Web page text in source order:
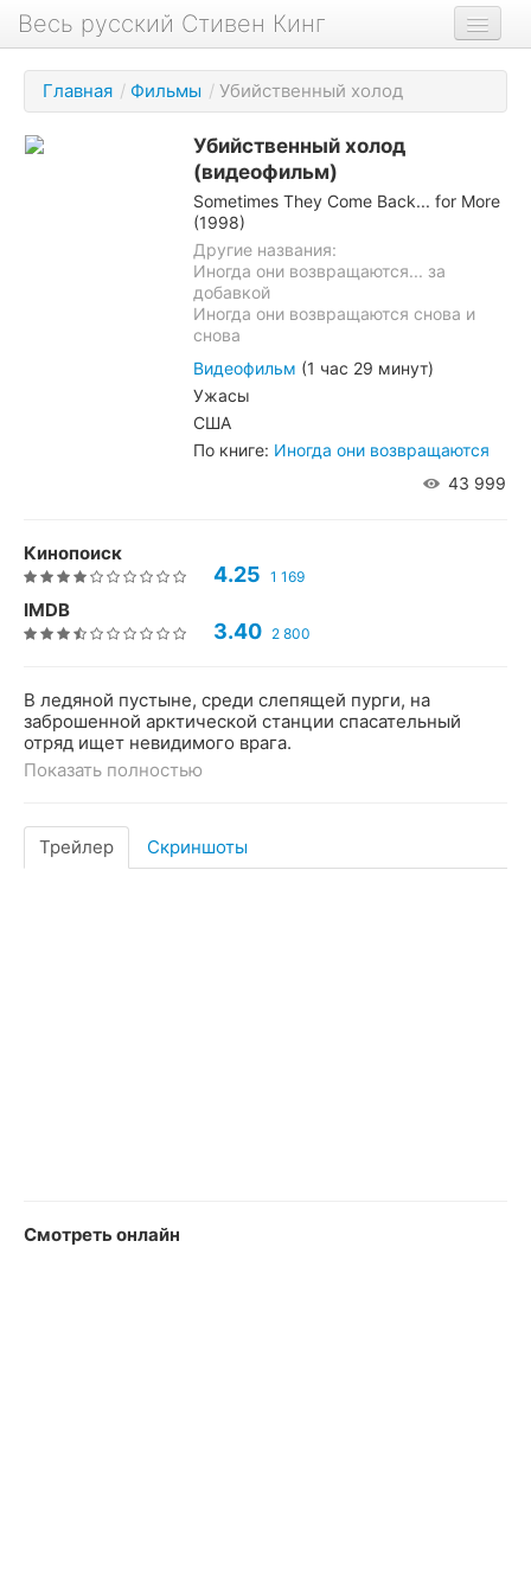
Весь русский Стивен Кинг
Книги
Фильмы
Аудиокниги
Главная / Фильмы / Убийственный холод
Убийственный холод
(видеофильм)
Sometimes They Come Back... for More
(1998)
Другие названия:
Иногда они возвращаются... за
добавкой
Иногда они возвращаются снова и
снова
Видеофильм (1 час 29 минут)
Ужасы
США
По книге: Иногда они возвращаются
43 999
Кинопоиск
4.25 1 169
IMDB
3.40 2 800
В ледяной пустыне, среди слепящей пурги, на
заброшенной арктической станции спасательный
отряд ищет невидимого врага.
Показать полностью
Трейлер Скриншоты
Смотреть онлайн